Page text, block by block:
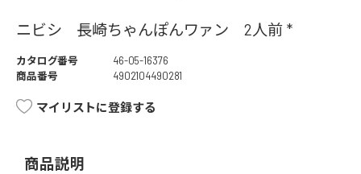
ニビシ 長崎ちゃんぽんワァン 2人前 *
カタログ番号
46-05-16376
商品番号
4902104490281
マイリストに登録する
商品説明